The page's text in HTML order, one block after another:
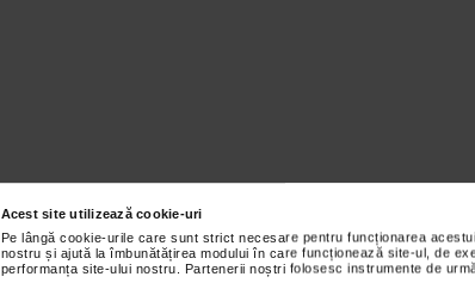
Acest site utilizează cookie-uri
Pe lângă cookie-urile care sunt strict necesare pentru funcționarea
nostru și ajută la îmbunătățirea modului în care funcționează site-ul, de
performanța site-ului nostru. Partenerii noștri folosesc instrumente de